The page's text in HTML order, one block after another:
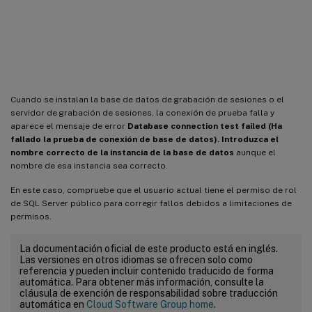
Cuando se instalan la base de datos de grabación de sesiones o el
servidor de grabación de sesiones, la conexión de prueba falla y
aparece el mensaje de error Database connection test failed (Ha
fallado la prueba de conexión de base de datos). Introduzca el
nombre correcto de la instancia de la base de datos aunque el
nombre de esa instancia sea correcto.
En este caso, compruebe que el usuario actual tiene el permiso de rol
de SQL Server público para corregir fallos debidos a limitaciones de
permisos.
La documentación oficial de este producto está en inglés.
Las versiones en otros idiomas se ofrecen solo como
referencia y pueden incluir contenido traducido de forma
automática. Para obtener más información, consulte la
cláusula de exención de responsabilidad sobre traducción
automática en Cloud Software Group home.